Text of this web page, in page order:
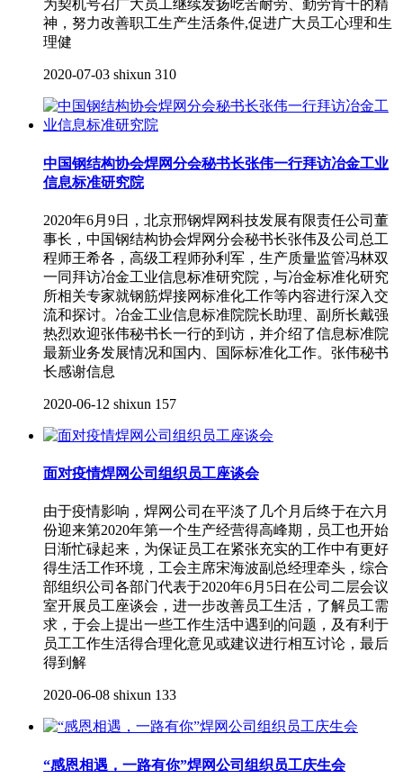
为契机号召广大员工继续发扬吃苦耐劳、勤劳肯干的精
神，努力改善职工生产生活条件,促进广大员工心理和生
理健
2020-07-03 shixun 310
中国钢结构协会焊网分会秘书长张伟一行拜访冶金工业
信息标准研究院
2020年6月9日，北京邢钢焊网科技发展有限责任公司董
事长，中国钢结构协会焊网分会秘书长张伟及公司总工
程师王希各，高级工程师孙利军，生产质量监管冯林双
一同拜访冶金工业信息标准研究院，与冶金标准化研究
所相关专家就钢筋焊接网标准化工作等内容进行深入交
流和探讨。冶金工业信息标准院院长助理、副所长戴强
热烈欢迎张伟秘书长一行的到访，并介绍了信息标准院
最新业务发展情况和国内、国际标准化工作。张伟秘书
长感谢信息
2020-06-12 shixun 157
面对疫情焊网公司组织员工座谈会
由于疫情影响，焊网公司在平淡了几个月后终于在六月
份迎来第2020年第一个生产经营得高峰期，员工也开始
日渐忙碌起来，为保证员工在紧张充实的工作中有更好
得生活工作环境，工会主席宋海波副总经理牵头，综合
部组织公司各部门代表于2020年6月5日在公司二层会议
室开展员工座谈会，进一步改善员工生活，了解员工需
求，于会上提出一些工作生活中遇到的问题，及有利于
员工工作生活得合理化意见或建议进行相互讨论，最后
得到解
2020-06-08 shixun 133
“感恩相遇，一路有你”焊网公司组织员工庆生会